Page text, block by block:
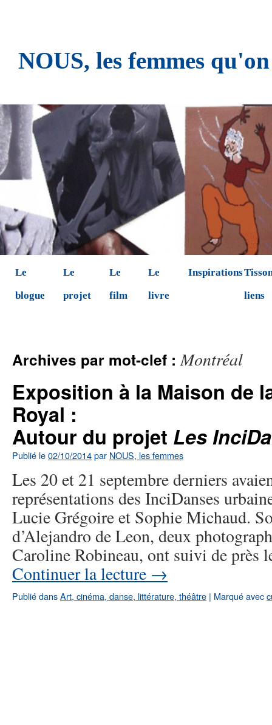
NOUS, les femmes
Le
blogue
Le
projet
Le
film
Le
livre
Inspirations
liens
Archives par mot-clef :Montréal
Exposition à la Maison de
Royal :
Autour du projet Les
Publié le02/10/2014par NOUS, les femmes
Les 20 et 21 septembre derniers
représentations des InciDanses
Lucie Grégoire et Sophie Michaud.
d’Alejandro de Leon, deux
Caroline Robineau, ont suivi de près
Continuer la lecture →
Publié dansArt, cinéma, danse, littérature, théâtre | Marqué avec